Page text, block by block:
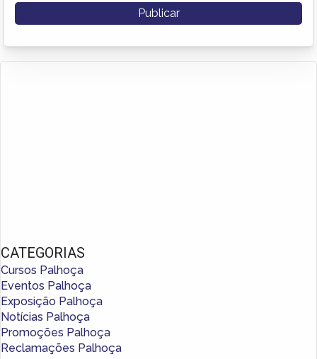
CATEGORIAS
Cursos Palhoça
Eventos Palhoça
Exposição Palhoça
Notícias Palhoça
Promoções Palhoça
Reclamações Palhoça